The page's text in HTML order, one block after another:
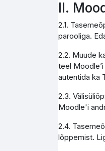
II.
2.1.
parooliga.
2.2. Muude
teel
autentida ka
2.3.
Moodle'i
2.4.
lõppemist.